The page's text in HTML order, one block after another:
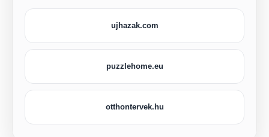
ujhazak.com
puzzlehome.eu
otthontervek.hu